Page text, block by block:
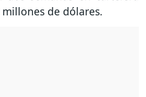
de dólares.